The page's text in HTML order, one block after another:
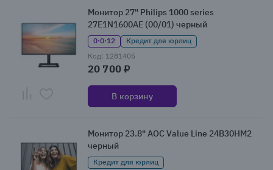
Монитор 27" Philips 1000 series
27E1N1600AE (00/01) черный
0·0·12
Кредит для юрлиц
Код: 1281405
20 700 ₽
В корзину
Монитор 23.8" AOC Value Line 24B30HM2
черный
Кредит для юрлиц